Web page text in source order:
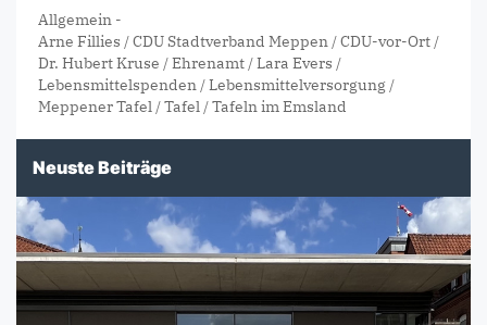
Allgemein -
Arne Fillies /CDU Stadtverband Meppen /CDU-vor-Ort /
Dr. Hubert Kruse /Ehrenamt /Lara Evers /
Lebensmittelspenden /Lebensmittelversorgung /
Meppener Tafel /Tafel /Tafeln im Emsland
Neuste Beiträge